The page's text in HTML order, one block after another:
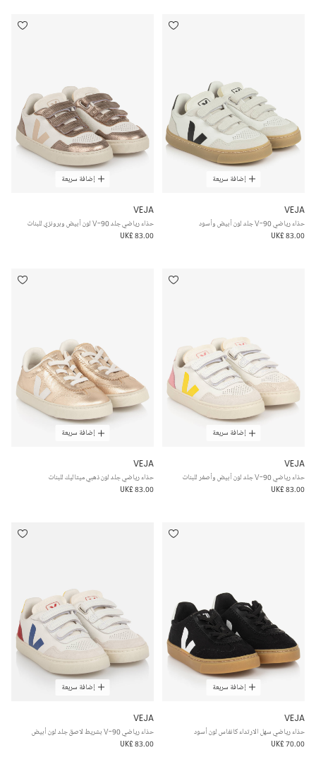
إضافة سريعة
VEJA
حذاء رياضي V-90 جلد لون أبيض وأسود
UK£ 83.00
إضافة سريعة
VEJA
حذاء رياضي جلد V-90 لون أبيض وبرونزي للبنات
UK£ 83.00
إضافة سريعة
VEJA
حذاء رياضي V-90 جلد لون أبيض وأصفر للبنات
UK£ 83.00
إضافة سريعة
VEJA
حذاء رياضي جلد لون ذهبي ميتاليك للبنات
UK£ 83.00
إضافة سريعة
VEJA
حذاء رياضي سهل الارتداء كانفاس لون أسود
UK£ 70.00
إضافة سريعة
VEJA
حذاء رياضي V-90 بشريط لاصق جلد لون أبيض
UK£ 83.00